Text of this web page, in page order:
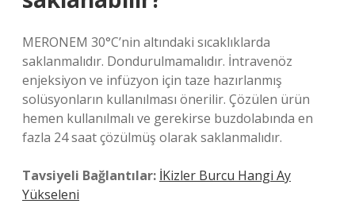
MERONEM 30°C’nin altındaki sıcaklıklarda
saklanmalıdır. Dondurulmamalıdır. İntravenöz
enjeksiyon ve infüzyon için taze hazırlanmış
solüsyonların kullanılması önerilir. Çözülen ürün
hemen kullanılmalı ve gerekirse buzdolabında en
fazla 24 saat çözülmüş olarak saklanmalıdır.
Tavsiyeli Bağlantılar: İKizler Burcu Hangi Ay
Yükseleni